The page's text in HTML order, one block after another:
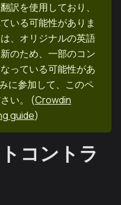
訳を使用しており、
いる可能性がありま
、オリジナルの英語
のため、一部のコン
っている可能性があ
に参加して、このペ
い。
(Crowdin
guide)
コントラ